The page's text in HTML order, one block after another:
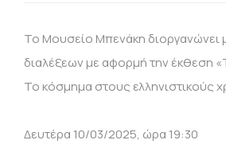
Το Μουσείο Μπενάκη διοργανώνει
διαλέξεων με αφορμή την έκθεση
Το κόσμημα στους ελληνιστικούς
Δευτέρα 10/03/2025, ώρα 19:30